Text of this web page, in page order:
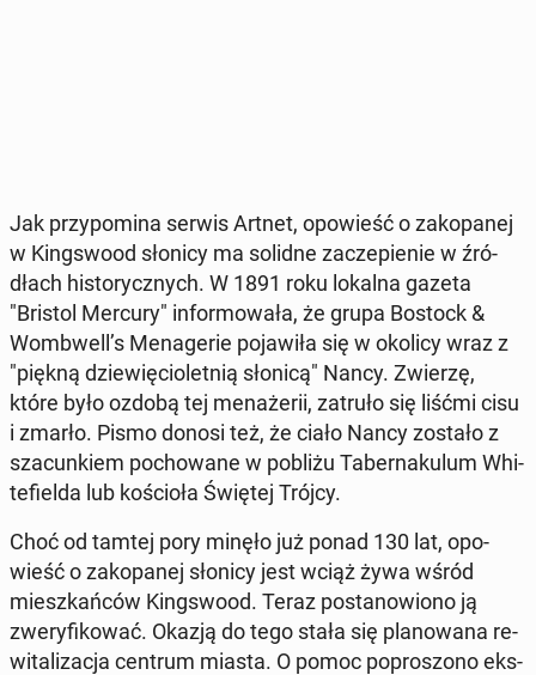
Jak przy­po­mi­na serwis Artnet, opo­wieść o za­ko­pa­nej
w King­swo­od słonicy ma solidne za­cze­pie­nie w źró­
dłach hi­sto­rycz­nych. W 1891 roku lokalna gazeta
"Bristol Mercury" in­for­mo­wa­ła, że grupa Bostock &
Wom­bwell’s Me­na­ge­rie po­ja­wi­ła się w okolicy wraz z
"piękną dzie­wię­cio­let­nią słonicą" Nancy. Zwierzę,
które było ozdobą tej me­na­że­rii, zatruło się liśćmi cisu
i zmarło. Pismo donosi też, że ciało Nancy zostało z
sza­cun­kiem po­cho­wa­ne w pobliżu Ta­ber­na­ku­lum Whi­
te­fiel­da lub ko­ścio­ła Świętej Trójcy.
Choć od tamtej pory minęło już ponad 130 lat, opo­
wieść o za­ko­pa­nej słonicy jest wciąż żywa wśród
miesz­kań­ców King­swo­od. Teraz po­sta­no­wio­no ją
zwe­ry­fi­ko­wać. Okazją do tego stała się pla­no­wa­na re­
wi­ta­li­za­cja centrum miasta. O pomoc po­pro­szo­no eks­